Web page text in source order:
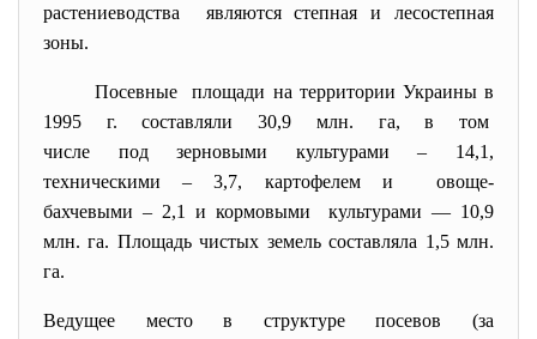
растениеводства являются степная и лесостепная
зоны.
Посевные площади на территории Украины в
1995 г. составляли 30,9 млн. га, в том
числе под зерновыми культурами – 14,1,
техническими – 3,7, картофелем и овоще-
бахчевыми – 2,1 и кормовыми культурами — 10,9
млн. га. Площадь чистых земель составляла 1,5 млн.
га.
Ведущее место в структуре посевов (за